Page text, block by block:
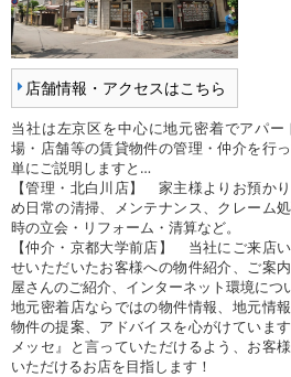
店舗情報・アクセスはこちら
当社は左京区を中心に地元密着でアパ
場・店舗等の賃貸物件の管理・仲介を行
単にご説明しますと…
【管理・北白川店】 家主様よりお預か
め日常の清掃、メンテナンス、クレーム
時の立会・リフォーム・清算など。
【仲介・京都大学前店】 当社にご来店
せいただいたお客様への物件紹介、ご案
屋さんのご紹介、インターネット環境につ
地元密着店ならではの物件情報、地元情
物件の提案、アドバイスを心がけていま
メッセ』と言っていただけるよう、お客
いただけるお店を目指します！